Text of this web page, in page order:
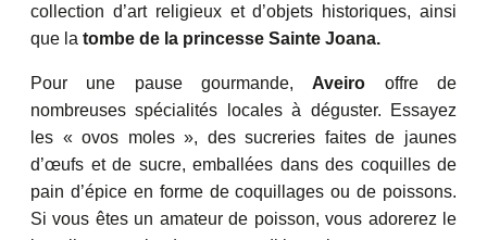
collection d’art religieux et d’objets historiques, ainsi
que la tombe de la princesse Sainte Joana.
Pour une pause gourmande, Aveiro offre de
nombreuses spécialités locales à déguster. Essayez
les « ovos moles », des sucreries faites de jaunes
d’œufs et de sucre, emballées dans des coquilles de
pain d’épice en forme de coquillages ou de poissons.
Si vous êtes un amateur de poisson, vous adorerez le